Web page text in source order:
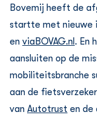
Bovemij heeft de
startte met nieuwe
en viaBOVAG.nl . En
aansluiten op de
mobiliteitsbranche
aan de
van Autotrust en de